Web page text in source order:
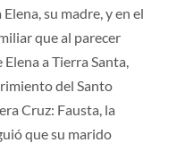
su madre, y en el
que al parecer
a Tierra Santa,
del Santo
Cruz: Fausta, la
que su marido